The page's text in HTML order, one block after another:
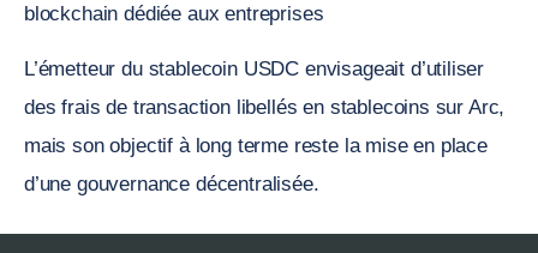
L’émetteur du stablecoin USDC envisageait d’utiliser
des frais de transaction libellés en stablecoins sur Arc,
mais son objectif à long terme reste la mise en place
d’une gouvernance décentralisée.